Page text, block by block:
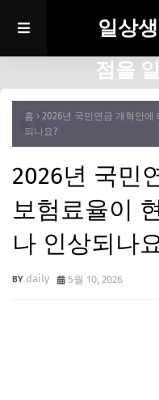
일상
점을
홈
2026년 국민연금 개혁안에
되나요?
2026년 국민
보험료율이
나 인상되나
daily 5월 10, 2026